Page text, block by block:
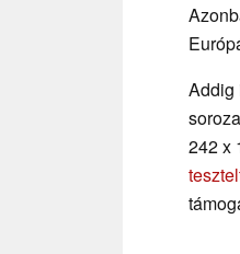
Addig
242 x